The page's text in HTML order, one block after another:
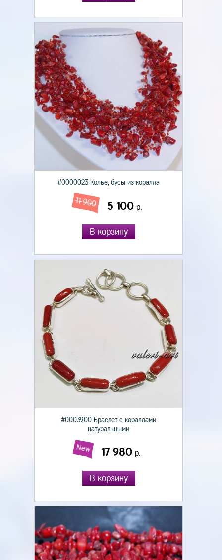
#0000023 Колье, бусы из коралла
11 900 5 100р.
В корзину
#0003900 Браслет с кораллами
натуральными
New 17 980 р.
В корзину